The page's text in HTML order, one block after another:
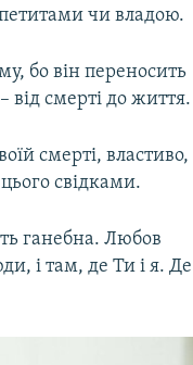
чи владою.
бо він переносить
від смерті до життя.
смерті, властиво,
свідками.
ганебна. Любов
і там, де Ти і я. Де